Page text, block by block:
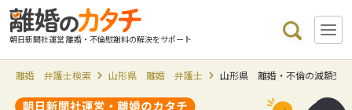
朝日新聞社運営 離婚・不倫慰謝料の解決をサポート
離婚 弁護士検索 山形県 離婚 弁護士 山形県 離婚・不倫の減額交